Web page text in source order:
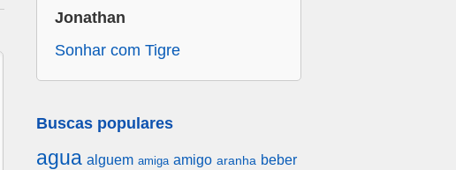
Jonathan
Sonhar com Tigre
Buscas populares
agua alguem amiga amigo aranha beber